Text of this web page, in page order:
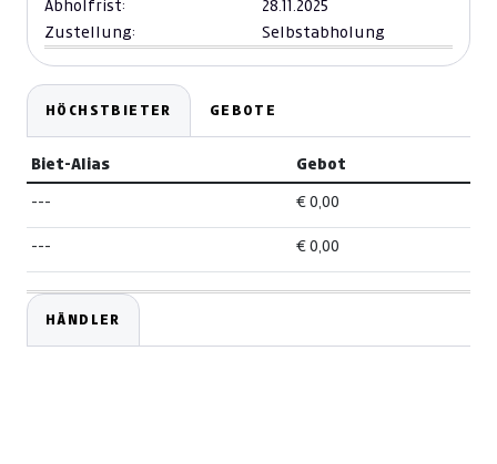
Abholfrist:
28.11.2025
Zustellung:
Selbstabholung
HÖCHSTBIETER GEBOTE
Biet-Alias Gebot
--- € 0,00
--- € 0,00
HÄNDLER